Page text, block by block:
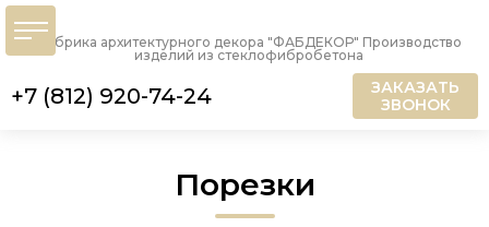
Фабрика архитектурного декора "ФАБДЕКОР" Производство
изделий из стеклофибробетона
+7 (812) 920-74-24
ЗАКАЗАТЬ
ЗВОНОК
Порезки